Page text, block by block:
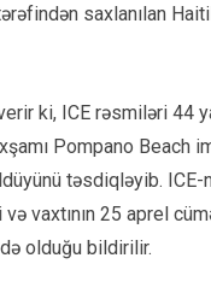
saxlanılan
ki, ICE rəsmiləri 44
Pompano Beach
təsdiqləyib. ICE-
və vaxtının 25 aprel
olduğu bildirilir.